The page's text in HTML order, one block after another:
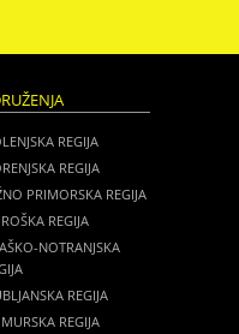
REGIJA
REGIJA
PRIMORSKA REGIJA
REGIJA
NOTRANJSKA
REGIJA
REGIJA